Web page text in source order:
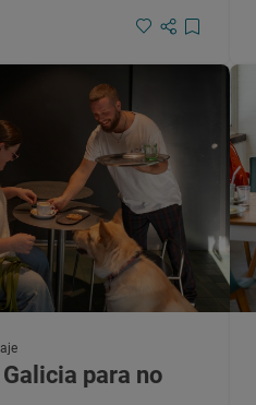
para no